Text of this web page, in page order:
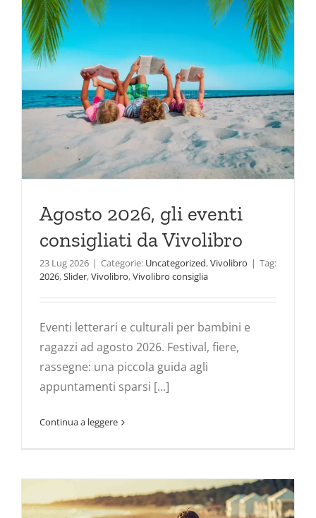
Agosto 2026, gli eventi
consigliati da Vivolibro
23 Lug 2026 | Categorie: Uncategorized,Vivolibro | Tag:
2026,Slider,Vivolibro,Vivolibro consiglia
Eventi letterari e culturali per bambini e
ragazzi ad agosto 2026. Festival, fiere,
rassegne: una piccola guida agli
appuntamenti sparsi [...]
Continua a leggere